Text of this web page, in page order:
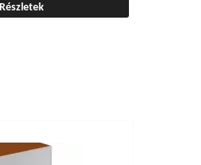
Részletek